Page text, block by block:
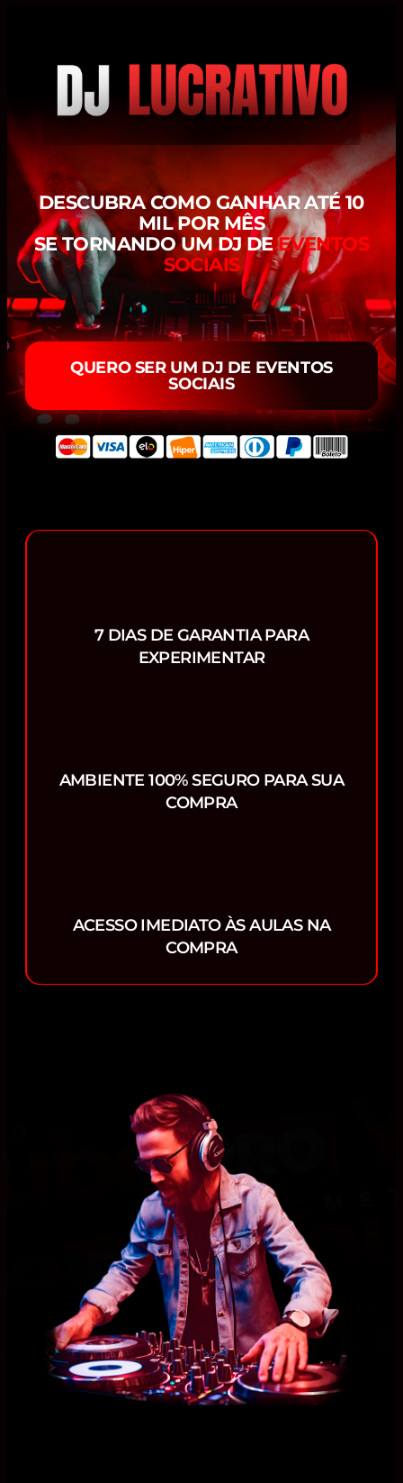
DESCUBRA COMO GANHAR ATÉ 10
MIL POR MÊS
SE TORNANDO UM DJ DEEVENTOS
SOCIAIS
QUERO SER UM DJ DE EVENTOS
SOCIAIS
7 DIAS DE GARANTIA PARA
EXPERIMENTAR
AMBIENTE 100% SEGURO PARA SUA
COMPRA
ACESSO IMEDIATO ÀS AULAS NA
COMPRA